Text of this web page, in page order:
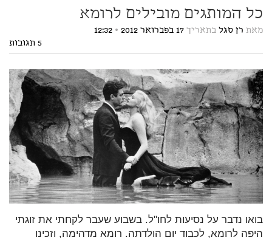
כל המותגים מובילים לרומא
מאת רן סגל בתאריך 17 בפברואר 2012 •
12:32
5 תגובות
בואו נדבר על נסיעות לחו"ל. בשבוע שעבר לקחתי את זוגתי
היפה לרומא, לכבוד יום הולדתה. רומא מדהימה, וזכינו